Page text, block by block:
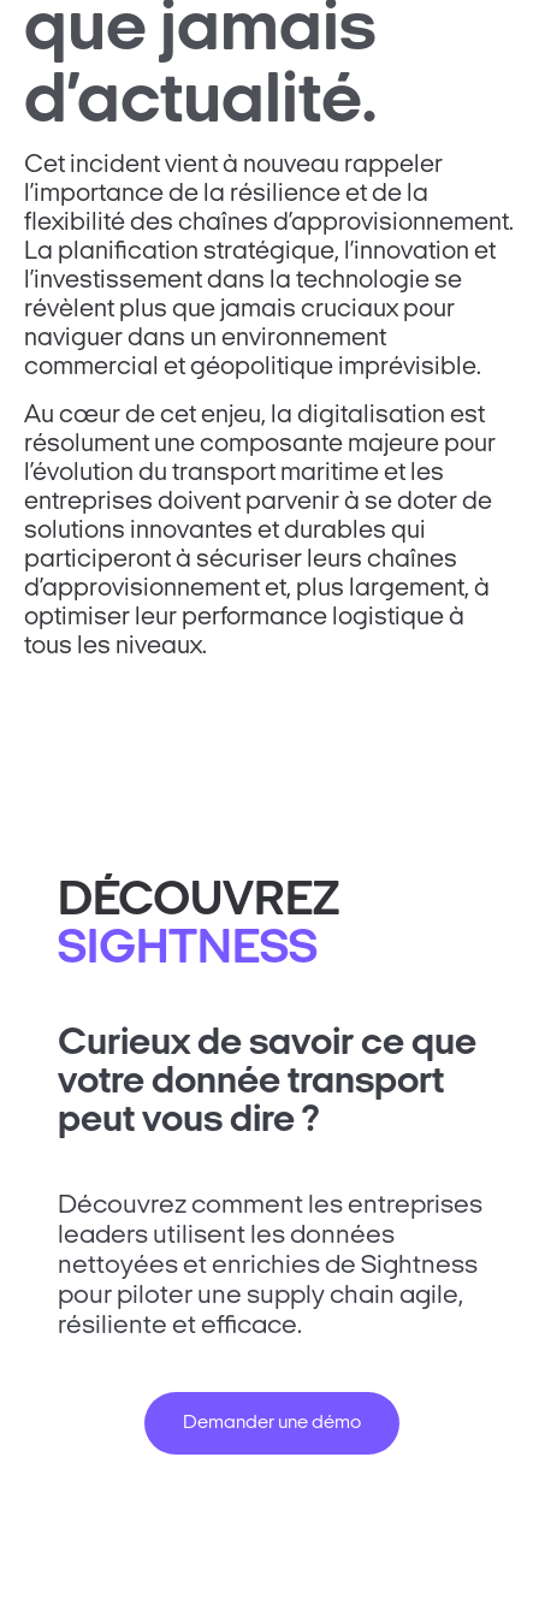
que jamais
d’actualité.
Cet incident vient à nouveau rappeler
l’importance de la résilience et de la
flexibilité des chaînes d’approvisionnement.
La planification stratégique, l’innovation et
l’investissement dans la technologie se
révèlent plus que jamais cruciaux pour
naviguer dans un environnement
commercial et géopolitique imprévisible.
Au cœur de cet enjeu, la digitalisation est
résolument une composante majeure pour
l’évolution du transport maritime et les
entreprises doivent parvenir à se doter de
solutions innovantes et durables qui
participeront à sécuriser leurs chaînes
d’approvisionnement et, plus largement, à
optimiser leur performance logistique à
tous les niveaux.
DÉCOUVREZ
SIGHTNESS
Curieux de savoir ce que
votre donnée transport
peut vous dire ?
Découvrez comment les entreprises
leaders utilisent les données
nettoyées et enrichies de Sightness
pour piloter une supply chain agile,
résiliente et efficace.
Demander une démo